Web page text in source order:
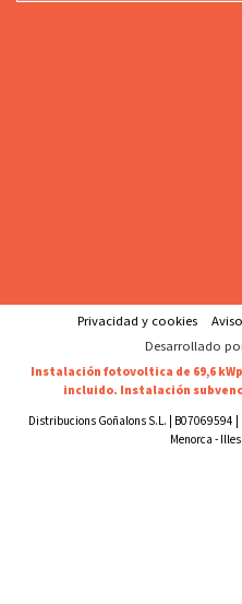
Privacidad y cookies
Desarrollado
Instalación fotovoltica de 69,6
incluido. Instalación
Distribucions Goñalons S.L. | B07069594 |
Menorca -